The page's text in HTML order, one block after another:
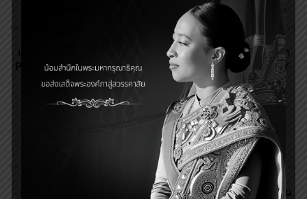
เครื่องยกตัวผู้ป่วยแบบไฟฟ้า
PATIENT LIFT รุ่น CARRY-
01 PLUS
เครื่องยกตัวผู้ป่วย
เครื่องยกย้าย
ตัวผู้ป่วย
เครื่องยกตัวผู้ป่วยแบบไฟฟ้า
PATIENT LIFT รุ่น CARRY-
02
AGESUP
฿29,000.00
เครื่องยกตัวผู้ป่วย,เครื่องยกย้าย
ตัวผู้ป่วย
เปลเคลื่อนย้ายตัวผู้ป่วย แผ่น